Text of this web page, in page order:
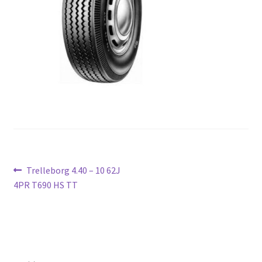
Ziņu
izvēlne
Previous
post:
Trelleborg 4.40 – 10 62J
4PR T690 HS TT